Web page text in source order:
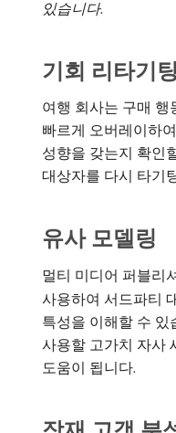
있습니다.
기회 리타기팅
여행 회사는 구매 행
빠르게 오버레이하
성향을 갖는지 확인
대상자를 다시 타기
유사 모델링
멀티 미디어 퍼블리
사용하여 서드파티
특성을 이해할 수 있
사용할 고가치 자사
도움이 됩니다.